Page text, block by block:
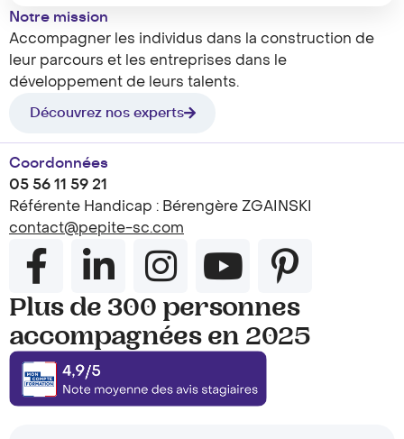
Notre mission
Accompagner les individus dans la construction de
leur parcours et les entreprises dans le
développement de leurs talents.
Découvrez nos experts
Coordonnées
05 56 11 59 21
Référente Handicap : Bérengère ZGAINSKI
contact@pepite-sc.com
Plus de 300 personnes
accompagnées en 2025